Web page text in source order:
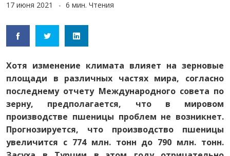
17 июня 2021 6 мин. Чтения
Хотя изменение климата влияет на зерновые
площади в различных частях мира, согласно
последнему отчету Международного совета по
зерну, предполагается, что в мировом
производстве пшеницы проблем не возникнет.
Прогнозируется, что производство пшеницы
увеличится с 774 млн. тонн до 790 млн. тонн.